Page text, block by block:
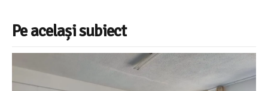
Pe același subiect